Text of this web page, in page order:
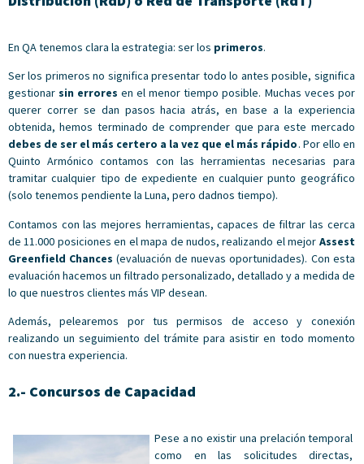
En QA tenemos clara la estrategia: ser los primeros.
Ser los primeros no significa presentar todo lo antes posible, significa
gestionarsin errores en el menor tiempo posible. Muchas veces por
querer correr se dan pasos hacia atrás, en base a la experiencia
obtenida, hemos terminado de comprender que para este mercado
debes de ser el más certero a la vez que el más rápido. Por ello en
Quinto Armónico contamos con las herramientas necesarias para
tramitar cualquier tipo de expediente en cualquier punto geográfico
(solo tenemos pendiente la Luna, pero dadnos tiempo).
Contamos con las mejores herramientas, capaces de filtrar las cerca
de 11.000 posiciones en el mapa de nudos, realizando el mejor Assest
Greenfield Chances (evaluación de nuevas oportunidades). Con esta
evaluación hacemos un filtrado personalizado, detallado y a medida de
lo que nuestros clientes más VIP desean.
Además, pelearemos por tus permisos de acceso y conexión
realizando un seguimiento del trámite para asistir en todo momento
con nuestra experiencia.
2.- Concursos de Capacidad
Pese a no existir una prelación temporal
como en las solicitudes directas,